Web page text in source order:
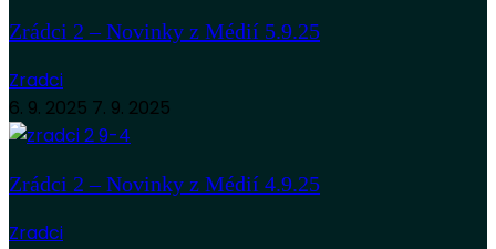
Zrádci 2 – Novinky z Médií 5.9.25
Zradci
6. 9. 2025 7. 9. 2025
Zrádci 2 – Novinky z Médií 4.9.25
Zradci